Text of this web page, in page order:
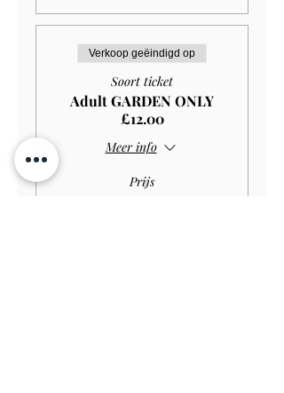
Verkoop geëindigd op
Soort ticket
Adult GARDEN ONLY
£12.00
Meer info
Prijs